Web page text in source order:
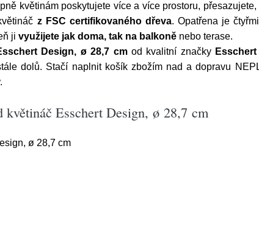
květinám poskytujete více a více prostoru,
z FSC certifikovaného dřeva. Opatřena je
ji využijete jak doma, tak na balkoně nebo terase.
Design, ø 28,7 cmod kvalitní značky
dolů. Stačí naplnit košík zbožím nad a dopravu
květináč Esschert Design, ø 28,7 cm
ø 28,7 cm